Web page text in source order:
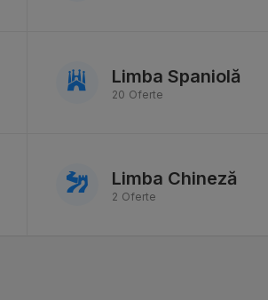
Limba Spaniolă
20 Oferte
Limba Chineză
2 Oferte